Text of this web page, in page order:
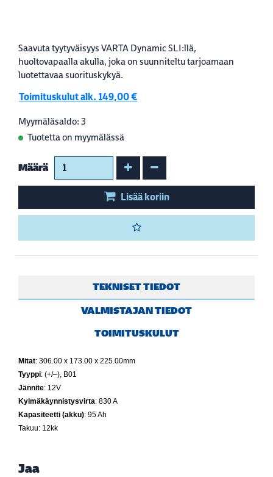
Saavuta tyytyväisyys VARTA Dynamic SLI:llä,
huoltovapaalla akulla, joka on suunniteltu tarjoamaan
luotettavaa suorituskykyä.
Toimituskulut alk. 149,00 €
Myymäläsaldo: 3
Tuotetta on myymälässä
Määrä Kasvata määrää
Vähennä määrää
Lisää koriin
TEKNISET TIEDOT
VALMISTAJAN TIEDOT
TOIMITUSKULUT
Mitat: 306.00 x 173.00 x 225.00mm
Tyyppi: (+/–), B01
Jännite: 12V
Kylmäkäynnistysvirta: 830 A
Kapasiteetti (akku): 95 Ah
Takuu: 12kk
Jaa